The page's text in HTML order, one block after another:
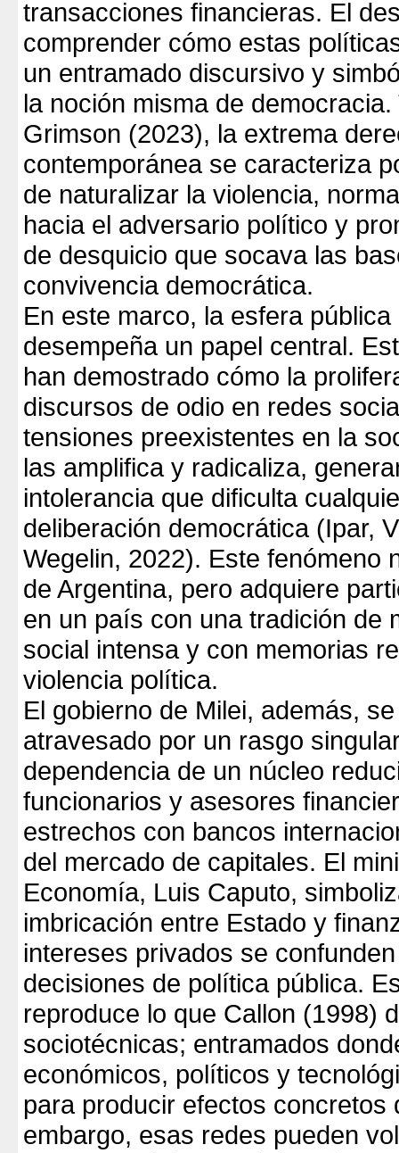
transacciones financieras. El
comprender cómo estas
un entramado discursivo y
la noción misma de
Grimson (2023), la extrema
contemporánea se caracteriza
de naturalizar la violencia,
hacia el adversario político y
de desquicio que socava las
convivencia democrática.
En este marco, la esfera pública
desempeña un papel central.
han demostrado cómo la
discursos de odio en redes
tensiones preexistentes en la
las amplifica y radicaliza,
intolerancia que dificulta
deliberación democrática (Ipar,
Wegelin, 2022). Este fenómeno
de Argentina, pero adquiere
en un país con una tradición de
social intensa y con memorias
violencia política.
El gobierno de Milei, además,
atravesado por un rasgo
dependencia de un núcleo
funcionarios y asesores
estrechos con bancos
del mercado de capitales. El
Economía, Luis Caputo,
imbricación entre Estado y
intereses privados se
decisiones de política pública.
reproduce lo que Callon (1998)
sociotécnicas; entramados
económicos, políticos y
para producir efectos concretos
embargo, esas redes pueden